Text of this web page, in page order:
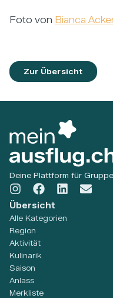
Foto von Bianca
Zur Übersicht
Deine Plattform für
Übersicht
Alle Kategorien
Region
Aktivität
Kulinarik
Saison
Anlass
Merkliste